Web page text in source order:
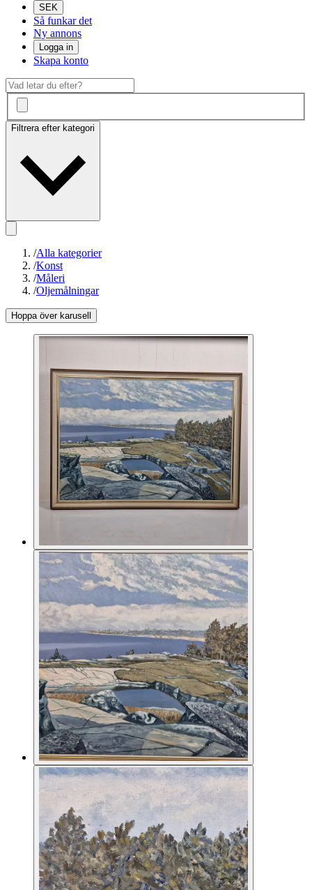
SEK
Så funkar det
Ny annons
Logga in
Skapa konto
Filtrera efter kategori
/Alla kategorier
/Konst
/Måleri
/Oljemålningar
Hoppa över karusell